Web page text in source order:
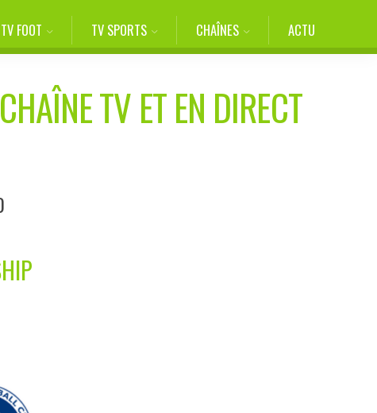
TV FOOT TV SPORTS CHAÎNES ACTU
TV ET EN DIRECT